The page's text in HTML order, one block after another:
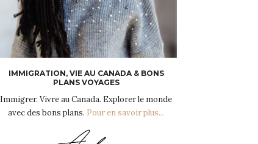
IMMIGRATION, VIE AU CANADA & BONS
PLANS VOYAGES
Immigrer. Vivre au Canada. Explorer le monde
avec des bons plans. Pour en savoir plus...